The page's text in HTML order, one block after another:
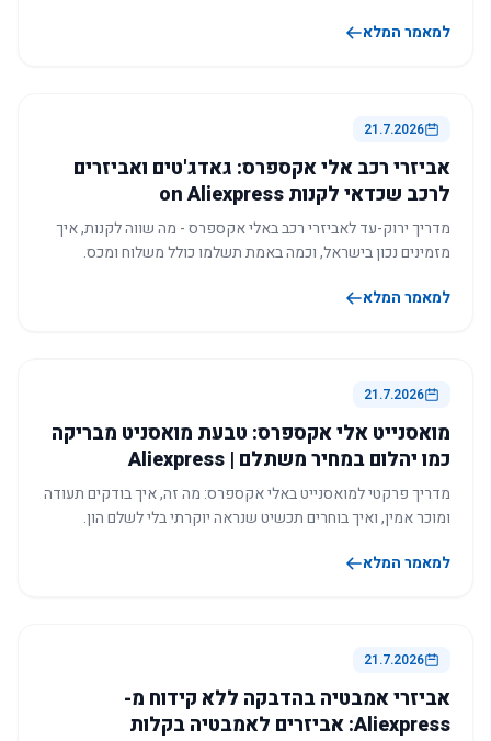
למאמר המלא
21.7.2026
אביזרי רכב אלי אקספרס: גאדג'טים ואביזרים
לרכב שכדאי לקנות on Aliexpress
מדריך ירוק-עד לאביזרי רכב באלי אקספרס - מה שווה לקנות, איך
מזמינים נכון בישראל, וכמה באמת תשלמו כולל משלוח ומכס.
למאמר המלא
21.7.2026
מואסנייט אלי אקספרס: טבעת מואסניט מבריקה
כמו יהלום במחיר משתלם | Aliexpress
מדריך פרקטי למואסנייט באלי אקספרס: מה זה, איך בודקים תעודה
ומוכר אמין, ואיך בוחרים תכשיט שנראה יוקרתי בלי לשלם הון.
למאמר המלא
21.7.2026
אביזרי אמבטיה בהדבקה ללא קידוח מ-
Aliexpress: אביזרים לאמבטיה בקלות